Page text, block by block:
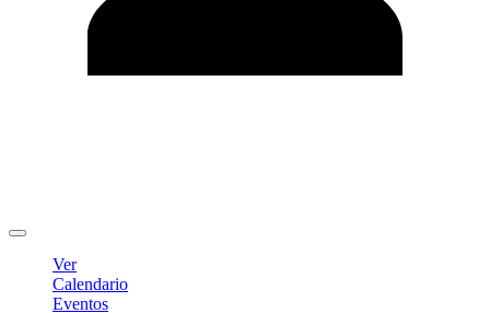
Ver
Calendario
Eventos